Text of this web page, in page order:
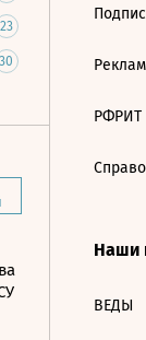
23
30
РФРИТ
Наши
ВЕДЫ